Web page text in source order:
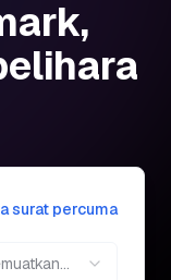
surat percuma